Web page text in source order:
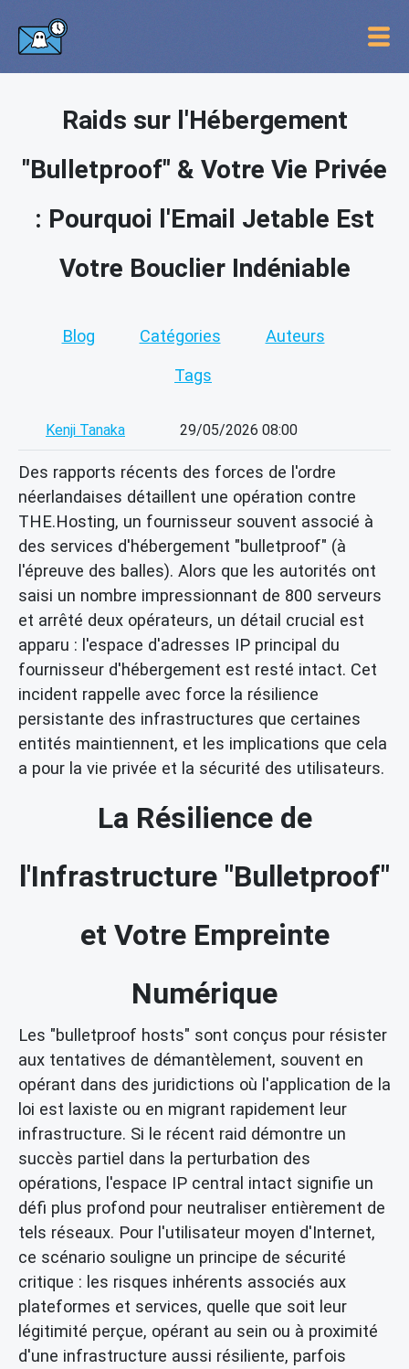
Raids sur l'Hébergement
"Bulletproof" & Votre Vie Privée
: Pourquoi l'Email Jetable Est
Votre Bouclier Indéniable
Blog Catégories Auteurs
Tags
Kenji Tanaka 29/05/2026 08:00
Des rapports récents des forces de l'ordre
néerlandaises détaillent une opération contre
THE.Hosting, un fournisseur souvent associé à
des services d'hébergement "bulletproof" (à
l'épreuve des balles). Alors que les autorités ont
saisi un nombre impressionnant de 800 serveurs
et arrêté deux opérateurs, un détail crucial est
apparu : l'espace d'adresses IP principal du
fournisseur d'hébergement est resté intact. Cet
incident rappelle avec force la résilience
persistante des infrastructures que certaines
entités maintiennent, et les implications que cela
a pour la vie privée et la sécurité des utilisateurs.
La Résilience de
l'Infrastructure "Bulletproof"
et Votre Empreinte
Numérique
Les "bulletproof hosts" sont conçus pour résister
aux tentatives de démantèlement, souvent en
opérant dans des juridictions où l'application de la
loi est laxiste ou en migrant rapidement leur
infrastructure. Si le récent raid démontre un
succès partiel dans la perturbation des
opérations, l'espace IP central intact signifie un
défi plus profond pour neutraliser entièrement de
tels réseaux. Pour l'utilisateur moyen d'Internet,
ce scénario souligne un principe de sécurité
critique : les risques inhérents associés aux
plateformes et services, quelle que soit leur
légitimité perçue, opérant au sein ou à proximité
d'une infrastructure aussi résiliente, parfois